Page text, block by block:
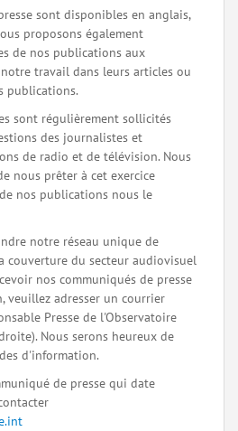
sont disponibles en anglais,
proposons également
de nos publications aux
travail dans leurs articles ou
publications.
sont régulièrement sollicités
des journalistes et
de radio et de télévision. Nous
nous prêter à cet exercice
nos publications nous le
notre réseau unique de
couverture du secteur audiovisuel
nos communiqués de presse
veuillez adresser un courrier
Presse de l'Observatoire
Nous serons heureux de
d'information.
de presse qui date